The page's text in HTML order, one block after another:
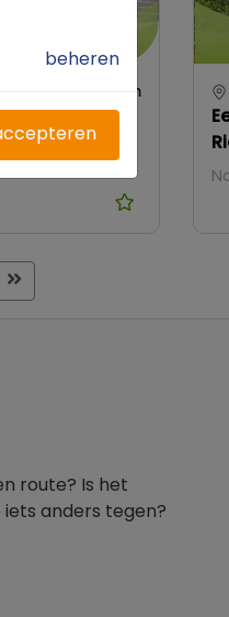
32 km
dagtocht
Last
route? Is het
anders tegen?
beheren